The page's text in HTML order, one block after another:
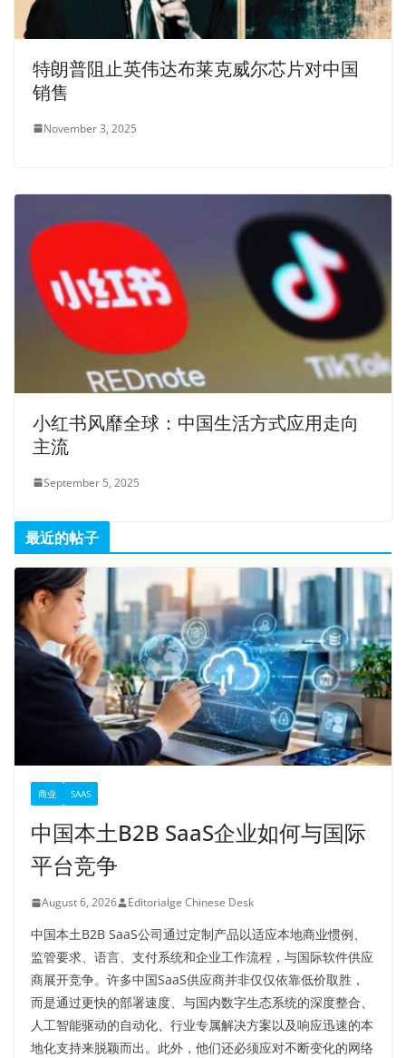
特朗普阻止英伟达布莱克威尔芯片对中国
销售
November 3, 2025
小红书风靡全球：中国生活方式应用走向
主流
September 5, 2025
最近的帖子
商业 SAAS
中国本土B2B SaaS企业如何与国际
平台竞争
August 6, 2026 Editorialge Chinese Desk
中国本土B2B SaaS公司通过定制产品以适应本地商业惯例、
监管要求、语言、支付系统和企业工作流程，与国际软件供应
商展开竞争。许多中国SaaS供应商并非仅仅依靠低价取胜，
而是通过更快的部署速度、与国内数字生态系统的深度整合、
人工智能驱动的自动化、行业专属解决方案以及响应迅速的本
地化支持来脱颖而出。此外，他们还必须应对不断变化的网络